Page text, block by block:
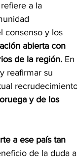
a la
consenso y los
abierta con
de la región. En
reafirmar su
y de los
a ese país tan
de la duda